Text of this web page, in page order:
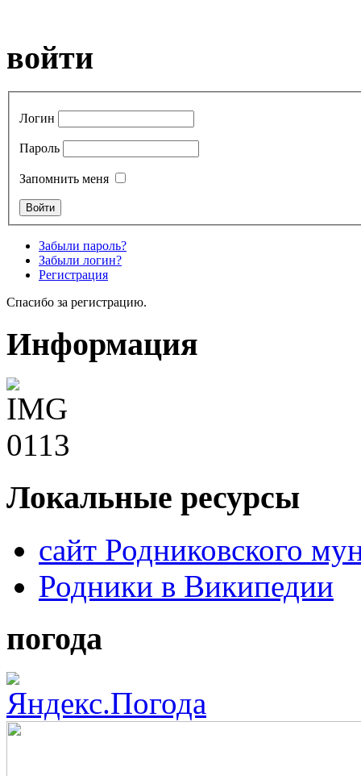
войти
Логин
Пароль
Запомнить меня
Забыли пароль?
Забыли логин?
Регистрация
Спасибо за регистрацию.
Информация
Локальные ресурсы
сайт Родниковского
Родники в Википедии
погода